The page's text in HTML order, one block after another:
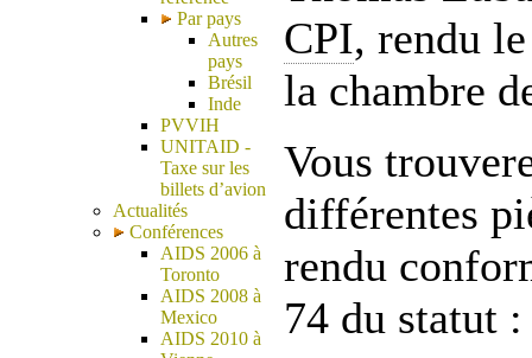
Par pays
Autres
pays
Brésil
Inde
PVVIH
UNITAID -
Taxe sur les
billets d’avion
Actualités
Conférences
AIDS 2006 à
Toronto
AIDS 2008 à
Mexico
AIDS 2010 à
CPI, rendu
la chambre
Vous
différentes
rendu
74 du statut :